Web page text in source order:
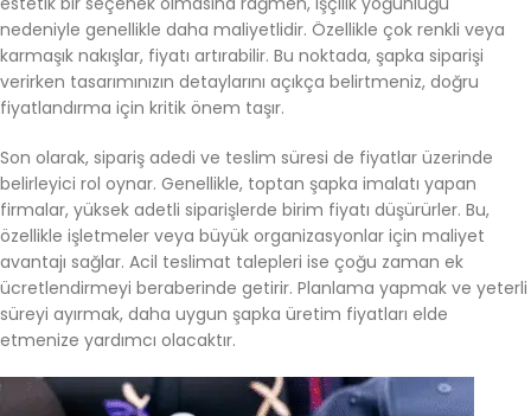
nedeniyle genellikle daha maliyetlidir. Özellikle çok renkli veya
karmaşık nakışlar, fiyatı artırabilir. Bu noktada, şapka siparişi
verirken tasarımınızın detaylarını açıkça belirtmeniz, doğru
fiyatlandırma için kritik önem taşır.
Son olarak, sipariş adedi ve teslim süresi de fiyatlar üzerinde
belirleyici rol oynar. Genellikle, toptan şapka imalatı yapan
firmalar, yüksek adetli siparişlerde birim fiyatı düşürürler. Bu,
özellikle işletmeler veya büyük organizasyonlar için maliyet
avantajı sağlar. Acil teslimat talepleri ise çoğu zaman ek
ücretlendirmeyi beraberinde getirir. Planlama yapmak ve yeterli
süreyi ayırmak, daha uygun şapka üretim fiyatları elde
etmenize yardımcı olacaktır.